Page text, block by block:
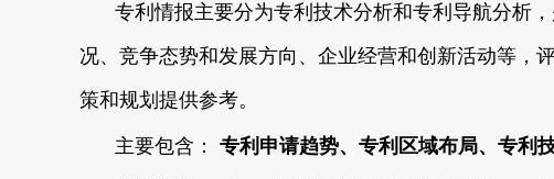
专利情报主要分为专利技术分析和专利导航分析
况、竞争态势和发展方向、企业经营和创新活动等，
策和规划提供参考。
主要包含： 专利申请趋势、专利区域布局、专利